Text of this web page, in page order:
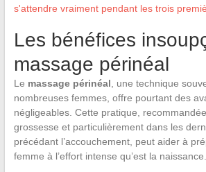
s'attendre vraiment pendant les trois
Les bénéfices
massage périnéal
Le massage périnéal , une technique
nombreuses femmes, offre pourtant des
négligeables. Cette pratique,
grossesse et particulièrement dans les
précédant l’accouchement, peut aider à
femme à l’effort intense qu’est la naissance.